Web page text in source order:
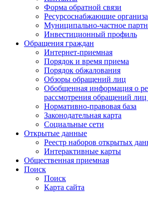
Форма обратной связи
Ресурсоснабжающие
Муниципально-частное
Инвестиционный профиль
Обращения граждан
Интернет-приемная
Порядок и время приема
Порядок обжалования
Обзоры обращений лиц
Обобщенная информация о
рассмотрения обращений
Нормативно-правовая база
Законодательная карта
Социальные сети
Открытые данные
Реестр наборов открытых
Интерактивные карты
Общественная приемная
Поиск
Поиск
Карта сайта